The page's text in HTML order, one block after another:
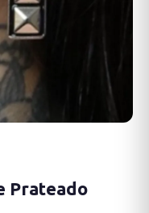
Prateado